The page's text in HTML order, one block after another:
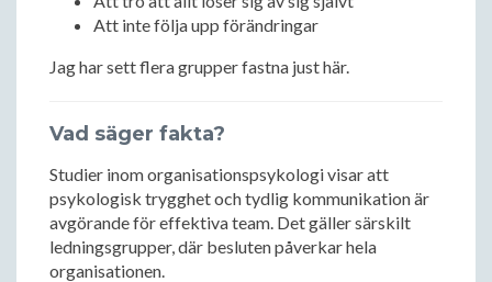
Att inte följa upp förändringar
Jag har sett flera grupper fastna just här.
Vad säger fakta?
Studier inom organisationspsykologi visar att
psykologisk trygghet och tydlig kommunikation är
avgörande för effektiva team. Det gäller särskilt
ledningsgrupper, där besluten påverkar hela
organisationen.